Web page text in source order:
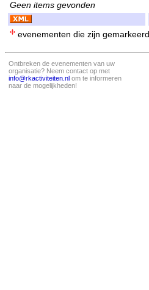
Geen items gevonden
evenementen die zijn
Ontbreken de evenementen van uw
organisatie? Neem contact op met
info@rkactiviteiten.nl om te informeren
naar de mogelijkheden!